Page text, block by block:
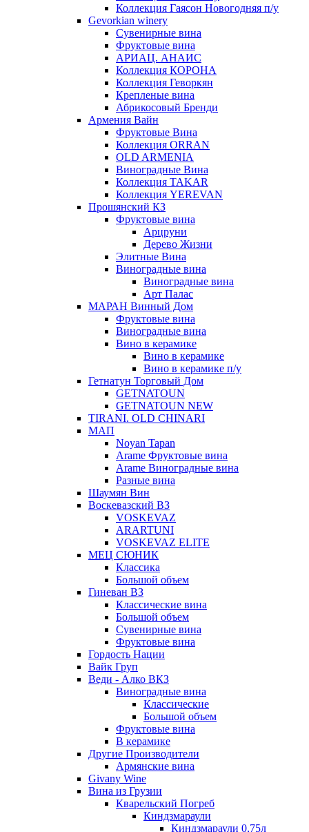
Коллекция Гаясон Новогодняя п/у
Gevorkian winery
Сувенирные вина
Фруктовые вина
АРИАЦ. АНАИС
Коллекция КОРОНА
Коллекция Геворкян
Крепленые вина
Абрикосовый Бренди
Армения Вайн
Фруктовые Вина
Коллекция ORRAN
OLD ARMENIA
Виноградные Вина
Коллекция TAKAR
Коллекция YEREVAN
Прошянский КЗ
Фруктовые вина
Арцруни
Дерево Жизни
Элитные Вина
Виноградные вина
Виноградные вина
Арт Палас
МАРАН Винный Дом
Фруктовые вина
Виноградные вина
Вино в керамике
Вино в керамике
Вино в керамике п/у
Гетнатун Торговый Дом
GETNATOUN
GETNATOUN NEW
TIRANI. OLD CHINARI
МАП
Noyan Tapan
Arame Фруктовые вина
Arame Виноградные вина
Разные вина
Шаумян Вин
Воскевазский ВЗ
VOSKEVAZ
ARARTUNI
VOSKEVAZ ELITE
МЕЦ СЮНИК
Классика
Большой объем
Гиневан ВЗ
Классические вина
Большой объем
Сувенирные вина
Фруктовые вина
Гордость Нации
Вайк Груп
Веди - Алко ВКЗ
Виноградные вина
Классические
Большой объем
Фруктовые вина
В керамике
Другие Производители
Армянские вина
Givany Wine
Вина из Грузии
Кварельский Погреб
Киндзмараули
Киндзмараули 0,75л